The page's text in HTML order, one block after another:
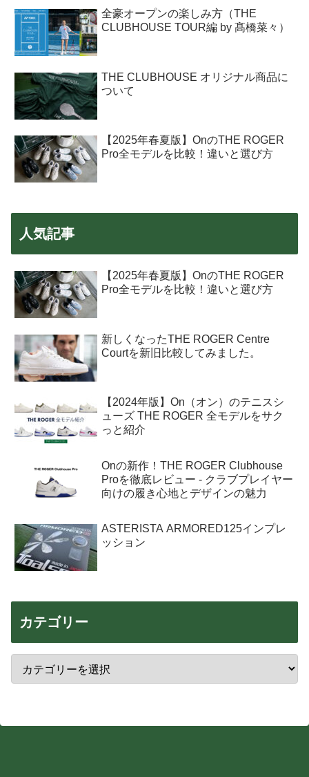
全豪オープンの楽しみ方（THE
CLUBHOUSE TOUR編 by 髙橋菜々）
THE CLUBHOUSE オリジナル商品に
ついて
【2025年春夏版】OnのTHE ROGER
Pro全モデルを比較！違いと選び方
人気記事
【2025年春夏版】OnのTHE ROGER
Pro全モデルを比較！違いと選び方
新しくなったTHE ROGER Centre
Courtを新旧比較してみました。
【2024年版】On（オン）のテニスシ
ューズ THE ROGER 全モデルをサク
っと紹介
Onの新作！THE ROGER Clubhouse
Proを徹底レビュー - クラブプレイヤー
向けの履き心地とデザインの魅力
ASTERISTA ARMORED125インプレ
ッション
カテゴリー